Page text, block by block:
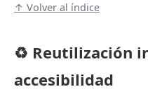
↑ Volver al índice
♻️ Reutilización
accesibilidad